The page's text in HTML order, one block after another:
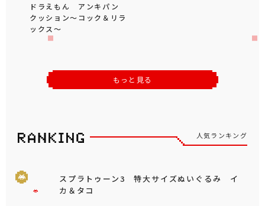
ドラえもん アンキパン
クッション～コック＆リラ
ックス～
もっと見る
人気ランキング
スプラトゥーン3 特大サイズぬいぐるみ イ
カ＆タコ